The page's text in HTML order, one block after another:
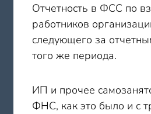
Отчетность в ФСС по
работников
следующего за
того же периода.
ИП и прочее
ФНС, как это было и с